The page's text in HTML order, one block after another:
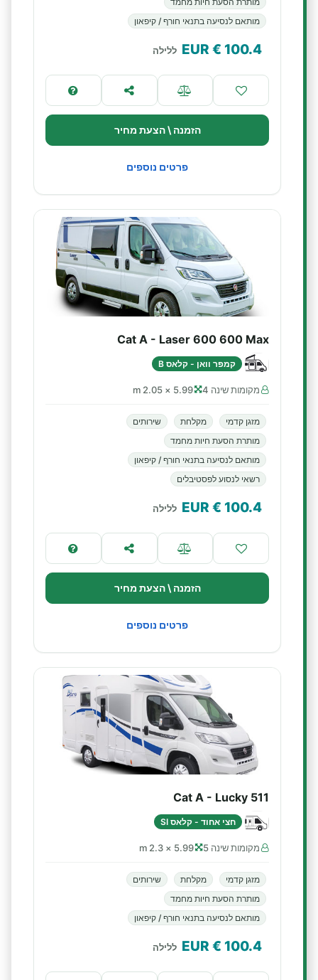
מותאם לנסיעה בתנאי חורף / קיפאון
100.4
€ EUR ללילה
הזמנה \ הצעת מחיר
פרטים נוספים
Cat A - Laser 600 600 Max
קמפר וואן - קלאס B
מקומות שינה 4 5.99 × 2.05 m
מזגן קדמי מקלחת
שירותים
מותרת הסעת חיות מחמד
מותאם לנסיעה בתנאי חורף / קיפאון
רשאי לנסוע לפסטיבלים
100.4
€ EUR ללילה
הזמנה \ הצעת מחיר
פרטים נוספים
Cat A - Lucky 511
חצי אחוד - קלאס SI
מקומות שינה 5 5.99 × 2.3 m
מזגן קדמי מקלחת
שירותים
מותרת הסעת חיות מחמד
מותאם לנסיעה בתנאי חורף / קיפאון
100.4
€ EUR ללילה